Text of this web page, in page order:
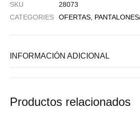
SKU
28073
CATEGORIES
OFERTAS
INFORMACIÓN ADICIONAL
Productos relacionados